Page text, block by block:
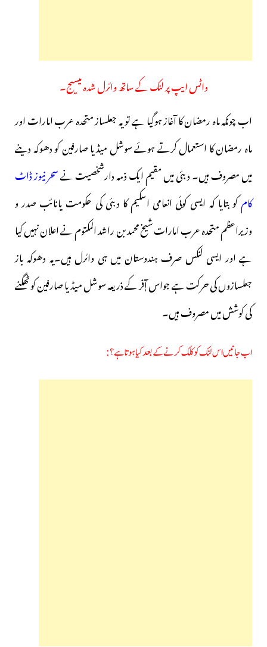
واٹس ایپ پر لنک کے ساتھ وائرل شدہ میسیج۔
اب چونکہ ماہ رمضان کا آغاز ہوگیا ہے تو یہ جعلساز متحدہ عرب امارات اور
ماہ رمضان کا استعمال کرتے ہوئے سوشل میڈیا صارفین کو دھوکہ دینے
میں مصروف ہیں۔ دبئی میں مقیم ایک ذمہ دارشخصیت نےسحر نیوز ڈاٹ
کامکو بتایا کہ ایسی کوئی انعامی اسکیم کا دبئی کی حکومت یانائب صدر و
وزیراعظم متحدہ عرب امارات شیخ محمد بن راشد المکتوم نے اعلان نہیں کیا
ہے اور ایسی لنکس صرف ہندوستان میں ہی وائرل ہیں۔یہ دھوکہ باز
جعلسازوں کی حرکت ہے جواس آٖفر کے ذریعہ سوشل میڈیا صارفین کو ٹھگنے
کی کوشش میں مصروف ہیں۔
اب جانیں اس لنک کو کلک کرنے کے بعد کیا ہوتا ہے؟ :